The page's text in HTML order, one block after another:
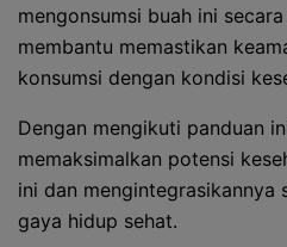
mengonsumsi buah ini
membantu memastikan
konsumsi dengan kondisi
Dengan mengikuti panduan
memaksimalkan potensi
ini dan mengintegrasikannya
gaya hidup sehat.